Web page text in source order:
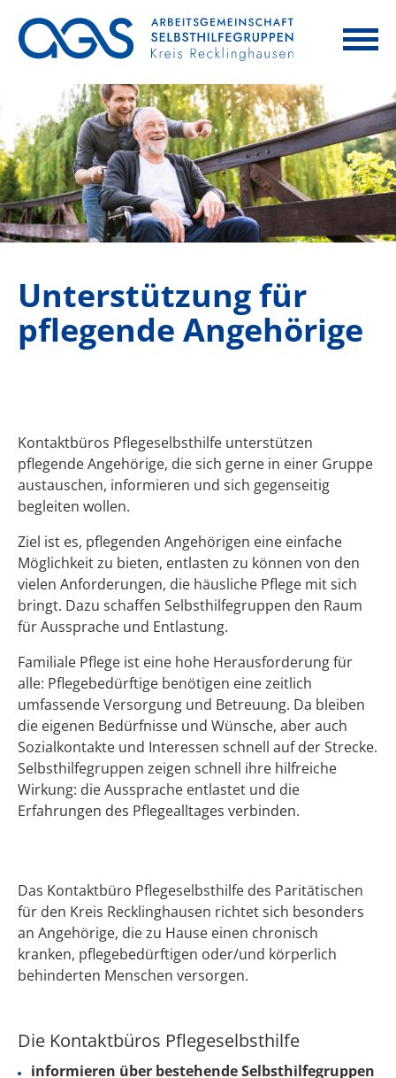
Unterstützung für
pflegende Angehörige
Kontaktbüros Pflegeselbsthilfe unterstützen
pflegende Angehörige, die sich gerne in einer Gruppe
austauschen, informieren und sich gegenseitig
begleiten wollen.
Ziel ist es, pflegenden Angehörigen eine einfache
Möglichkeit zu bieten, entlasten zu können von den
vielen Anforderungen, die häusliche Pflege mit sich
bringt. Dazu schaffen Selbsthilfegruppen den Raum
für Aussprache und Entlastung.
Familiale Pflege ist eine hohe Herausforderung für
alle: Pflegebedürftige benötigen eine zeitlich
umfassende Versorgung und Betreuung. Da bleiben
die eigenen Bedürfnisse und Wünsche, aber auch
Sozialkontakte und Interessen schnell auf der Strecke.
Selbsthilfegruppen zeigen schnell ihre hilfreiche
Wirkung: die Aussprache entlastet und die
Erfahrungen des Pflegealltages verbinden.
Das Kontaktbüro Pflegeselbsthilfe des Paritätischen
für den Kreis Recklinghausen richtet sich besonders
an Angehörige, die zu Hause einen chronisch
kranken, pflegebedürftigen oder/und körperlich
behinderten Menschen versorgen.
Die Kontaktbüros Pflegeselbsthilfe
informieren über bestehende Selbsthilfegruppen